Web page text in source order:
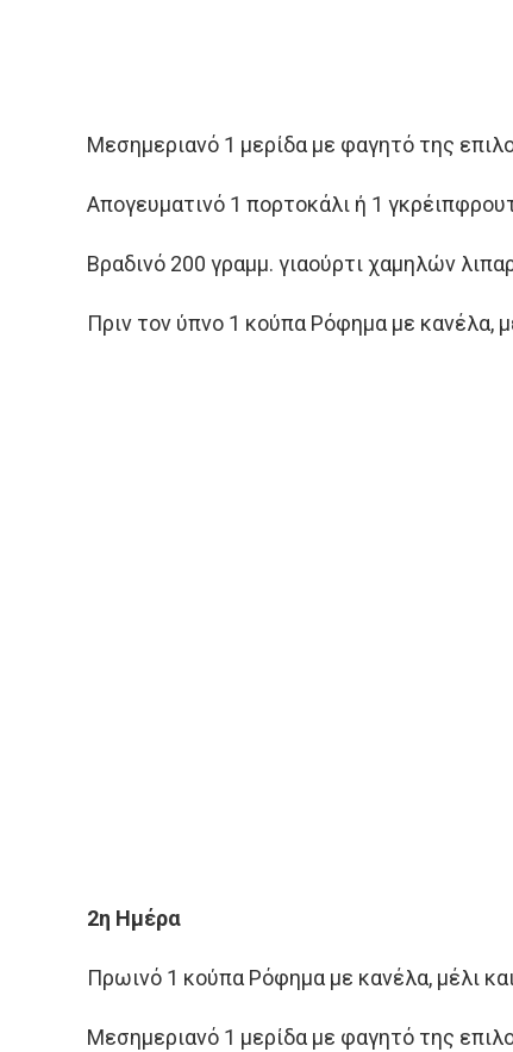
Μεσημεριανό 1 μερίδα με φαγητό της
Απογευματινό 1 πορτοκάλι ή 1
Βραδινό 200 γραμμ. γιαούρτι χαμηλών
Πριν τον ύπνο 1 κούπα Ρόφημα με κανέλα,
2η Ημέρα
Πρωινό 1 κούπα Ρόφημα με κανέλα, μέλι
Μεσημεριανό 1 μερίδα με φαγητό της